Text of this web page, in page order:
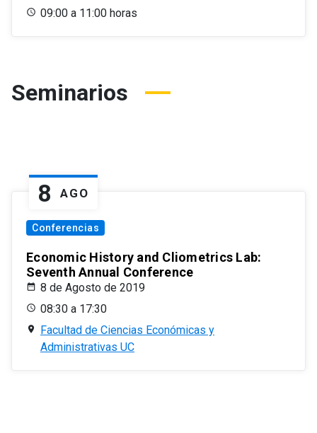
09:00 a 11:00 horas
Seminarios
8 AGO
Conferencias
Economic History and Cliometrics Lab:
Seventh Annual Conference
8 de Agosto de 2019
08:30 a 17:30
Facultad de Ciencias Económicas y
Administrativas UC